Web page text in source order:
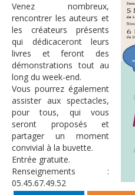
Venez nombreux,
rencontrer les auteurs et
les créateurs présents
qui dédicaceront leurs
livres et feront des
démonstrations tout au
long du week-end.
Vous pourrez également
assister aux spectacles,
pour tous, qui vous
seront proposés et
partager un moment
convivial à la buvette.
Entrée gratuite.
Renseignements :
05.45.67.49.52